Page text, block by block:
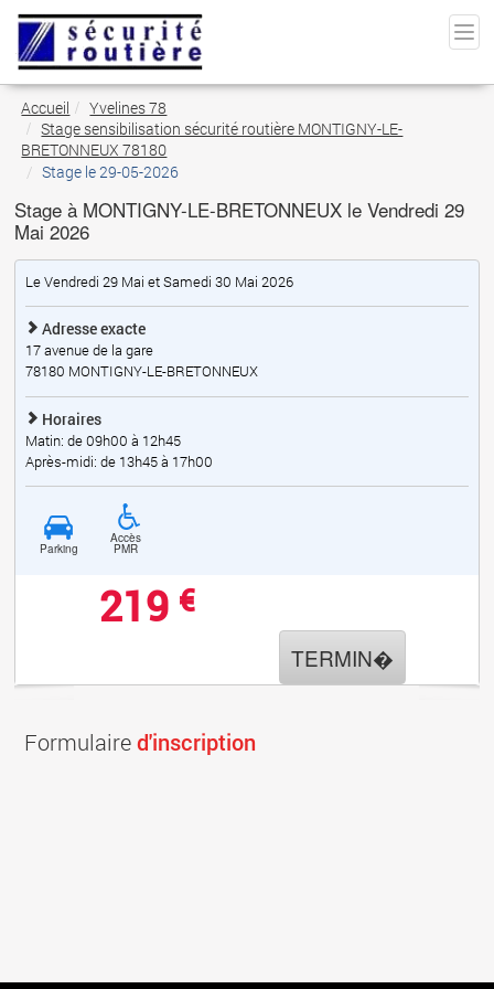
Accueil
Yvelines 78
Stage sensibilisation sécurité routière MONTIGNY-LE-
BRETONNEUX 78180
Stage le 29-05-2026
Stage à MONTIGNY-LE-BRETONNEUX le Vendredi 29
Mai 2026
Le Vendredi 29 Mai et Samedi 30 Mai 2026
Adresse exacte
17 avenue de la gare
78180 MONTIGNY-LE-BRETONNEUX
Horaires
Matin: de 09h00 à 12h45
Après-midi: de 13h45 à 17h00
Parking
Accès
PMR
219 €
TERMIN�
Formulaired'inscription